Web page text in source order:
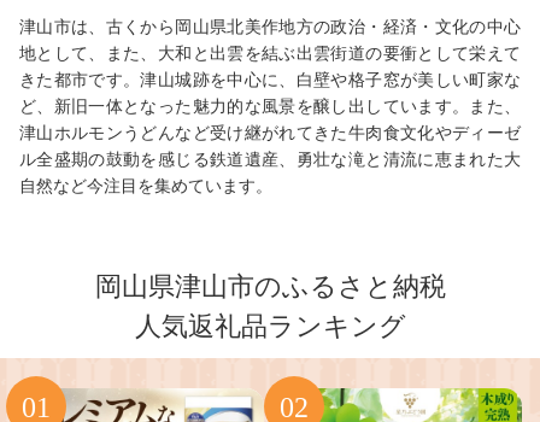
津山市は、古くから岡山県北美作地方の政治・経済・文化の中心
地として、また、大和と出雲を結ぶ出雲街道の要衝として栄えて
きた都市です。津山城跡を中心に、白壁や格子窓が美しい町家な
ど、新旧一体となった魅力的な風景を醸し出しています。また、
津山ホルモンうどんなど受け継がれてきた牛肉食文化やディーゼ
ル全盛期の鼓動を感じる鉄道遺産、勇壮な滝と清流に恵まれた大
自然など今注目を集めています。
岡山県津山市のふるさと納税
人気返礼品ランキング